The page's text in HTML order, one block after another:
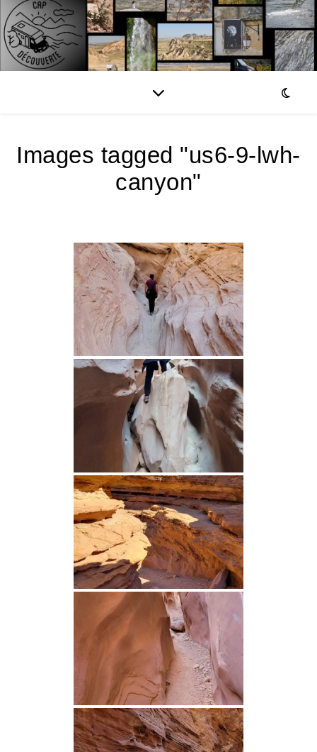
Images tagged "us6-9-lwh-
canyon"